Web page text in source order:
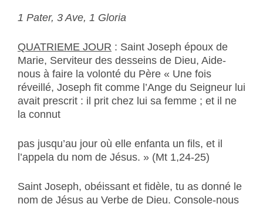
1 Pater, 3 Ave, 1 Gloria
QUATRIEME JOUR : Saint Joseph époux de
Marie, Serviteur des desseins de Dieu, Aide-
nous à faire la volonté du Père « Une fois
réveillé, Joseph fit comme l’Ange du Seigneur lui
avait prescrit : il prit chez lui sa femme ; et il ne
la connut
pas jusqu’au jour où elle enfanta un fils, et il
l’appela du nom de Jésus. » (Mt 1,24-25)
Saint Joseph, obéissant et fidèle, tu as donné le
nom de Jésus au Verbe de Dieu. Console-nous